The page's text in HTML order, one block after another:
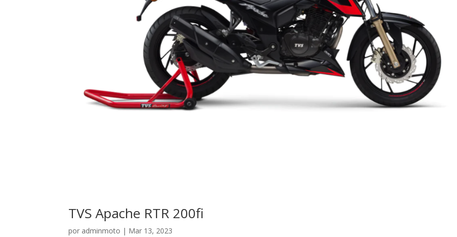
TVS Apache RTR 200fi
por adminmoto | Mar 13, 2023